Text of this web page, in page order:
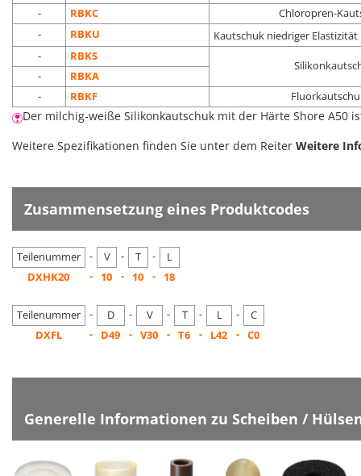
-
RBKC
Chloropren-
-
RBKU
Kautschuk niedriger Elastizität
-
RBKS
-
RBKA
-
RBKF
Der milchig-weiße Silikonkautschuk mit der Härte Shore A50
Weitere Spezifikationen finden Sie unter dem Reiter Weitere
Zusammensetzung eines Produktcodes
Teilenummer - V - T -
L
DXHK20
- 10 - 10 - 18
Teilenummer - D - V - T - L -
C
DXFL
- D49 - V30 - T6 - L42 - C0
Generelle Informationen zu Scheiben /